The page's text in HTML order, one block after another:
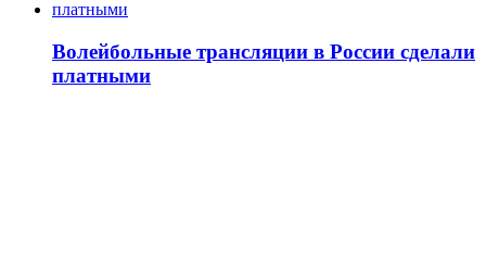
Волейбольные трансляции в России сделали
платными